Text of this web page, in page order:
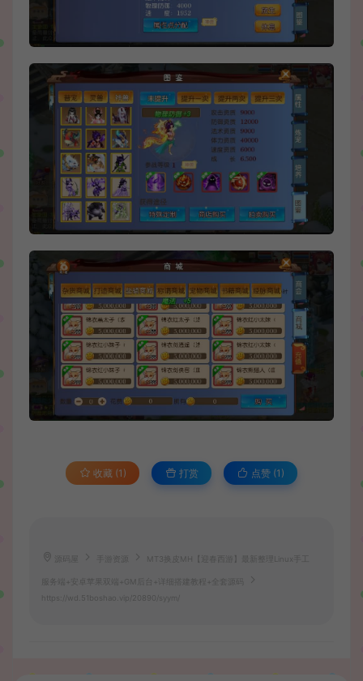
收藏 (1) 打赏 点赞 (1 )
手游资源 MT3换皮MH【迎春西游】最新整理Linux手工
服务端+安卓苹果双端+GM后台+详细搭建教程+全套源码
https://wd.51boshao.vip/20890/syym/